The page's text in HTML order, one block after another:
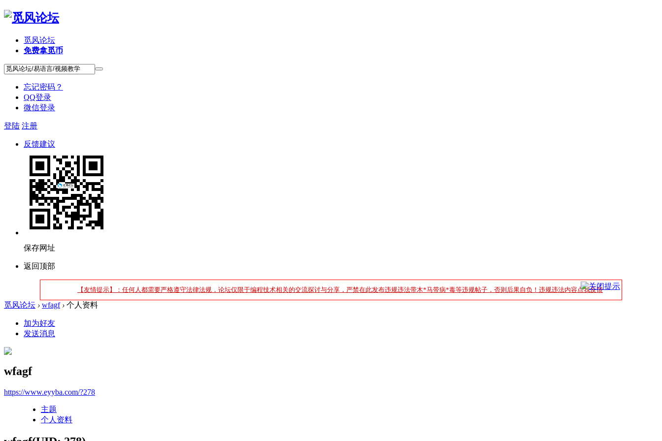
觅风论坛
免费拿觅币
忘记密码？
QQ登录
微信登录
登陆 注册
反馈建议
保存网址
返回顶部
【友情提示】：任何人都需要严格遵守法律法规，论坛仅限于编程技术相关的交流探讨与分享，严禁在此发布违规违法带木*马带病*毒等违规帖子，否则后果自负！违规违法内容点我反馈
觅风论坛 › wfagf › 个人资料
加为好友
发送消息
wfagf
https://www.eyyba.com/?278
主题
个人资料